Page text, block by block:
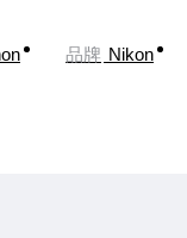
品牌 Nikon